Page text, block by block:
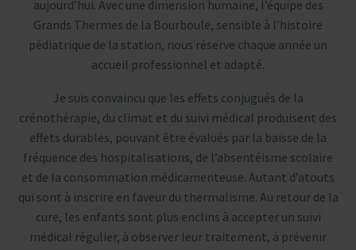
aujourd’hui. Avec une dimension humaine, l’équipe des
Grands Thermes de la Bourboule, sensible à l’histoire
pédiatrique de la station, nous réserve chaque année un
accueil professionnel et adapté.
Je suis convaincu que les effets conjugués de la
crénothérapie, du climat et du suivi médical produisent des
effets durables, pouvant être évalués par la baisse de la
fréquence des hospitalisations, de l’absentéisme scolaire
et de la consommation médicamenteuse. Autant d’atouts
qui sont à inscrire en faveur du thermalisme. Au retour de la
cure, les enfants sont plus enclins à accepter un suivi
médical régulier, à observer leur traitement, à prévenir